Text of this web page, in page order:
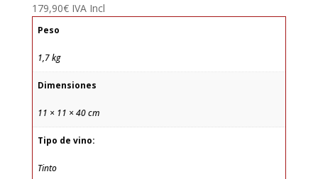
179,90€ IVA Incl
Peso
1,7 kg
Dimensiones
11 × 11 × 40 cm
Tipo de vino:
Tinto